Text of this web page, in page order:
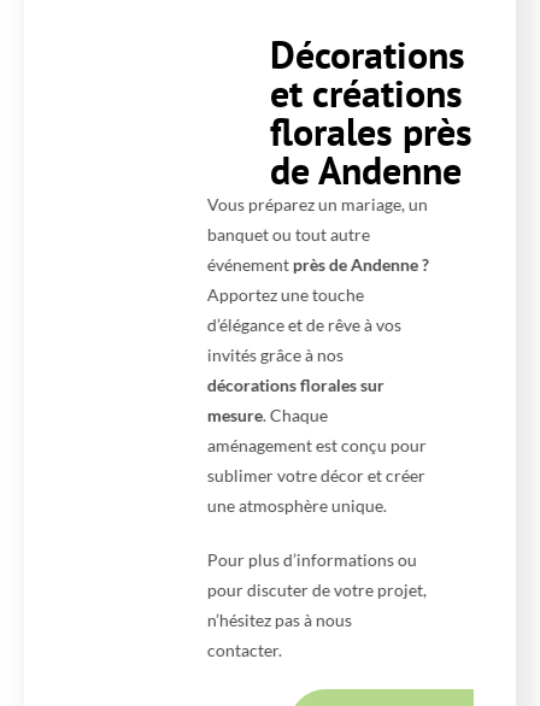
Décorations
et créations
florales près
de Andenne
Vous préparez un mariage, un
banquet ou tout autre
événementprès de Andenne ?
Apportez une touche
d’élégance et de rêve à vos
invités grâce à nos
décorations florales sur
mesure. Chaque
aménagement est conçu pour
sublimer votre décor et créer
une atmosphère unique.
Pour plus d’informations ou
pour discuter de votre projet,
n’hésitez pas à nous
contacter.